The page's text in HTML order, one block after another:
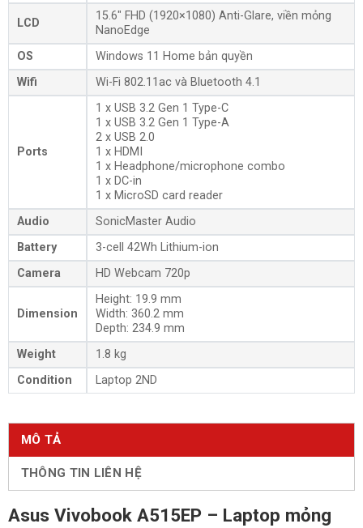
MÔ TẢ
THÔNG TIN LIÊN HỆ
Asus Vivobook A515EP – Laptop mỏng
LCD
15.6″ FHD (1920×1080) Anti-Glare, viền mỏng
NanoEdge
OS
Windows 11 Home bản quyền
Wifi
Wi-Fi 802.11ac và Bluetooth 4.1
Ports
1 x USB 3.2 Gen 1 Type-C
1 x USB 3.2 Gen 1 Type-A
2 x USB 2.0
1 x HDMI
1 x Headphone/microphone combo
1 x DC-in
1 x MicroSD card reader
Audio
SonicMaster Audio
Battery
3-cell 42Wh Lithium-ion
Camera
HD Webcam 720p
Dimension
Height: 19.9 mm
Width: 360.2 mm
Depth: 234.9 mm
Weight
1.8 kg
Condition
Laptop 2ND